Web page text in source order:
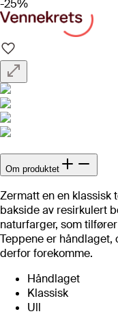
-25%
Om produktet
Zermatt en en klassisk
bakside av resirkulert
naturfarger, som
Teppene er håndlaget,
derfor forekomme.
Håndlaget
Klassisk
Ull